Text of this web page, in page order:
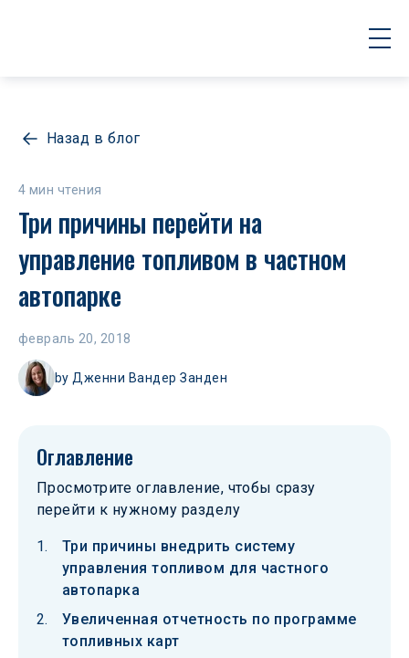
Назад в блог
4 мин чтения
Три причины перейти на
управление топливом в частном
автопарке
февраль 20, 2018
by Дженни Вандер Занден
Оглавление
Просмотрите оглавление, чтобы сразу
перейти к нужному разделу
Три причины внедрить систему
управления топливом для частного
автопарка
Увеличенная отчетность по программе
топливных карт